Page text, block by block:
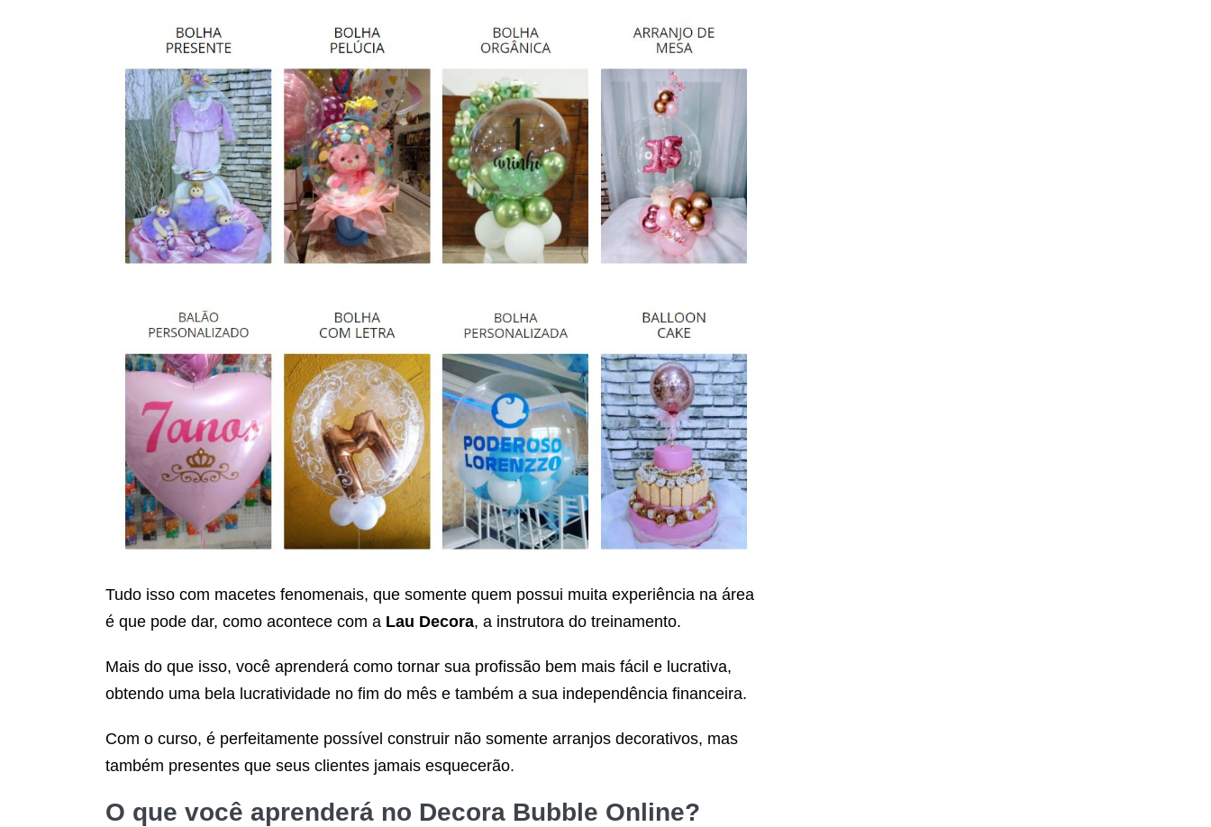
Tudo isso com macetes fenomenais, que somente quem possui muita experiência na área
é que pode dar, como acontece com a Lau Decora, a instrutora do treinamento.
Mais do que isso, você aprenderá como tornar sua profissão bem mais fácil e lucrativa,
obtendo uma bela lucratividade no fim do mês e também a sua independência financeira.
Com o curso, é perfeitamente possível construir não somente arranjos decorativos, mas
também presentes que seus clientes jamais esquecerão.
O que você aprenderá no Decora Bubble Online?